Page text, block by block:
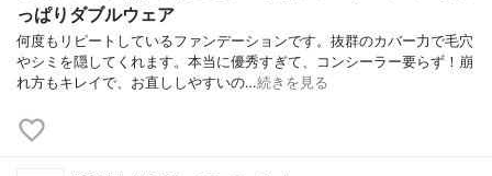
っぱりダブルウェア
何度もリピートしているファンデーションです。抜群のカバー力で毛穴
やシミを隠してくれます。本当に優秀すぎて、コンシーラー要らず！崩
れ方もキレイで、お直ししやすいの…続きを見る